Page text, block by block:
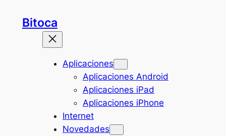
Bitoca
Aplicaciones
Aplicaciones Android
Aplicaciones iPad
Aplicaciones iPhone
Internet
Novedades